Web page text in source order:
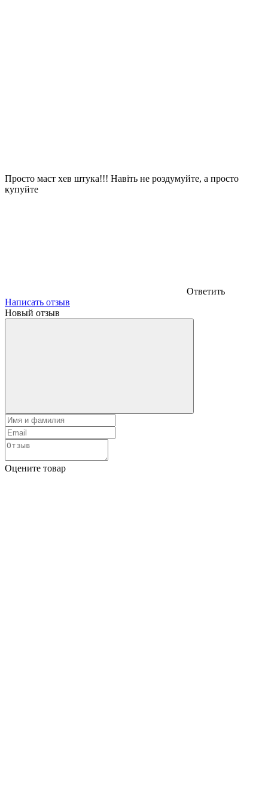
Просто маст хев штука!!! Навіть не роздумуйте, а просто
купуйте
Ответить
Написать отзыв
Новый отзыв
Оцените товар